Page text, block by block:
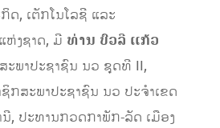
ດ, ເຕັກໂນໂລຊີ ແລະ
ຫ່ງຊາດ, ມີ ທ່ານ ບົວລີ ແກ້ວ
ະພາປະຊາຊົນ ນວ ຊຸດທີ II,
ກສະພາປະຊາຊົນ ນວ ປະຈຳເຂດ
ນີ, ປະທານກວດກາພັກ-ລັດ ເມືອງ